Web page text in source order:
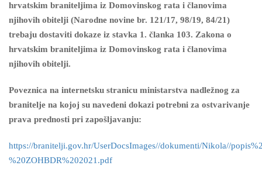
hrvatskim braniteljima iz Domovinskog rata i članovima
njihovih obitelji (Narodne novine br. 121/17, 98/19, 84/21)
trebaju dostaviti dokaze iz stavka 1. članka 103. Zakona o
hrvatskim braniteljima iz Domovinskog rata i članovima
njihovih obitelji.
Poveznica na internetsku stranicu ministarstva nadležnog za
branitelje na kojoj su navedeni dokazi potrebni za ostvarivanje
prava prednosti pri zapošljavanju:
https://branitelji.gov.hr/UserDocsImages//dokumenti/Nikola//
%20ZOHBDR%202021.pdf